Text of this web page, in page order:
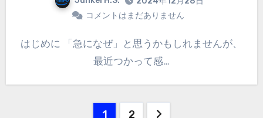
コメントはまだありません
はじめに 「急になぜ」と思うかもしれませんが、
最近つかって感…
1 2